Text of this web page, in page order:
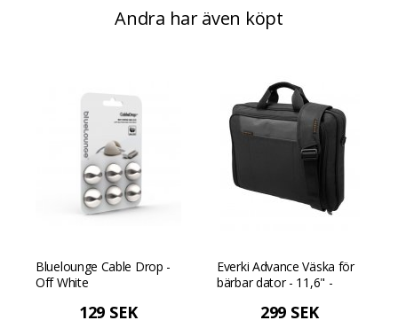
Andra har även köpt
Bluelounge Cable Drop -
Off White
129 SEK
Everki Advance Väska för
bärbar dator - 11,6" -
299 SEK